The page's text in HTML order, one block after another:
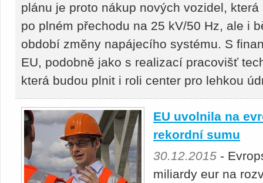
plánu je proto nákup nových vozidel,
po plném přechodu na 25 kV/50 Hz, ale i
období změny napájecího systému. S
EU, podobně jako s realizací pracovišť
která budou plnit i roli center pro lehkou
EU uvolnila na
rekordní sumu
30.12.2015 -
miliardy eur na